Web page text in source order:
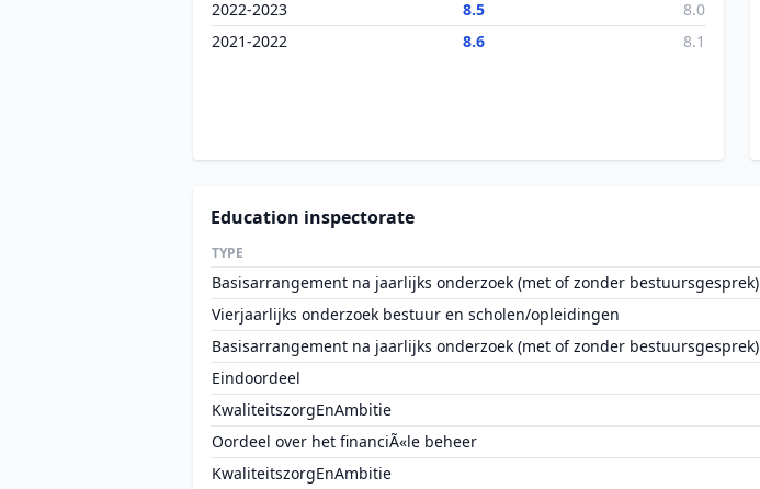
2022-2023
8.5
8.0
2021-2022
8.6 8.1
Education inspectorate
TYPE
Basisarrangement na jaarlijks onderzoek (met of zonder bestuursgesprek)
Vierjaarlijks onderzoek bestuur en scholen/opleidingen
Basisarrangement na jaarlijks onderzoek (met of zonder bestuursgesprek)
Eindoordeel
KwaliteitszorgEnAmbitie
Oordeel over het financiÃ«le beheer
KwaliteitszorgEnAmbitie